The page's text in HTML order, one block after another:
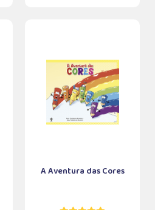
A Aventura das Cores